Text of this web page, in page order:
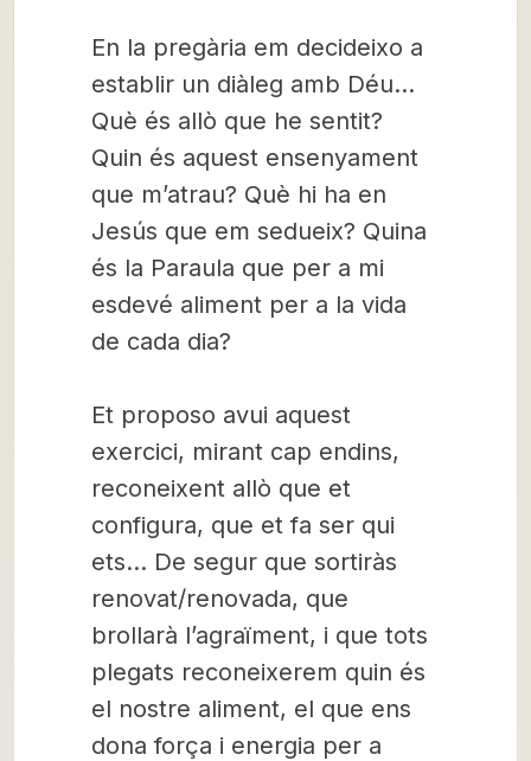
En la pregària em decideixo a
establir un diàleg amb Déu…
Què és allò que he sentit?
Quin és aquest ensenyament
que m’atrau? Què hi ha en
Jesús que em sedueix? Quina
és la Paraula que per a mi
esdevé aliment per a la vida
de cada dia?
Et proposo avui aquest
exercici, mirant cap endins,
reconeixent allò que et
configura, que et fa ser qui
ets… De segur que sortiràs
renovat/renovada, que
brollarà l’agraïment, i que tots
plegats reconeixerem quin és
el nostre aliment, el que ens
dona força i energia per a